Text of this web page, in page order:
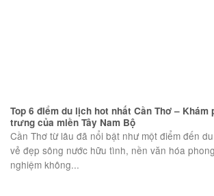
Top 6 điểm du lịch hot nhất Cần Thơ – Khám
trưng của miền Tây Nam Bộ
Cần Thơ từ lâu đã nổi bật như một điểm đến
vẻ đẹp sông nước hữu tình, nền văn hóa
nghiệm không...